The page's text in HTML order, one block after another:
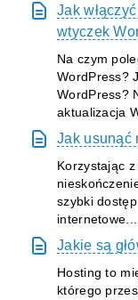
Jak
wtyczek
Na czym
WordPress?
WordPress?
aktualizacja
Jak usunąć
Korzystając
szybki
Jakie są
Hosting to
którego